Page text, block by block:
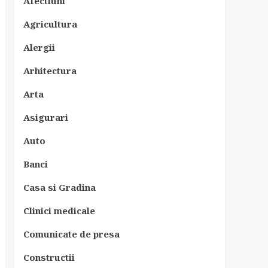
Agricultura
Alergii
Arhitectura
Arta
Asigurari
Auto
Banci
Casa si Gradina
Clinici medicale
Comunicate de presa
Constructii